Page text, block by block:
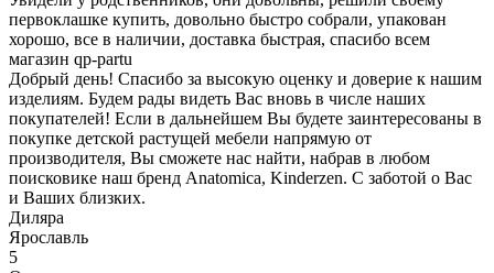
первоклашке купить, довольно быстро собрали, упакован
хорошо, все в наличии, доставка быстрая, спасибо всем
магазин qp-partu
Добрый день! Спасибо за высокую оценку и доверие к нашим
изделиям. Будем рады видеть Вас вновь в числе наших
покупателей! Если в дальнейшем Вы будете заинтересованы в
покупке детской растущей мебели напрямую от
производителя, Вы сможете нас найти, набрав в любом
поисковике наш бренд Anatomica, Kinderzen. С заботой о Вас
и Ваших близких.
Диляра
Ярославль
5